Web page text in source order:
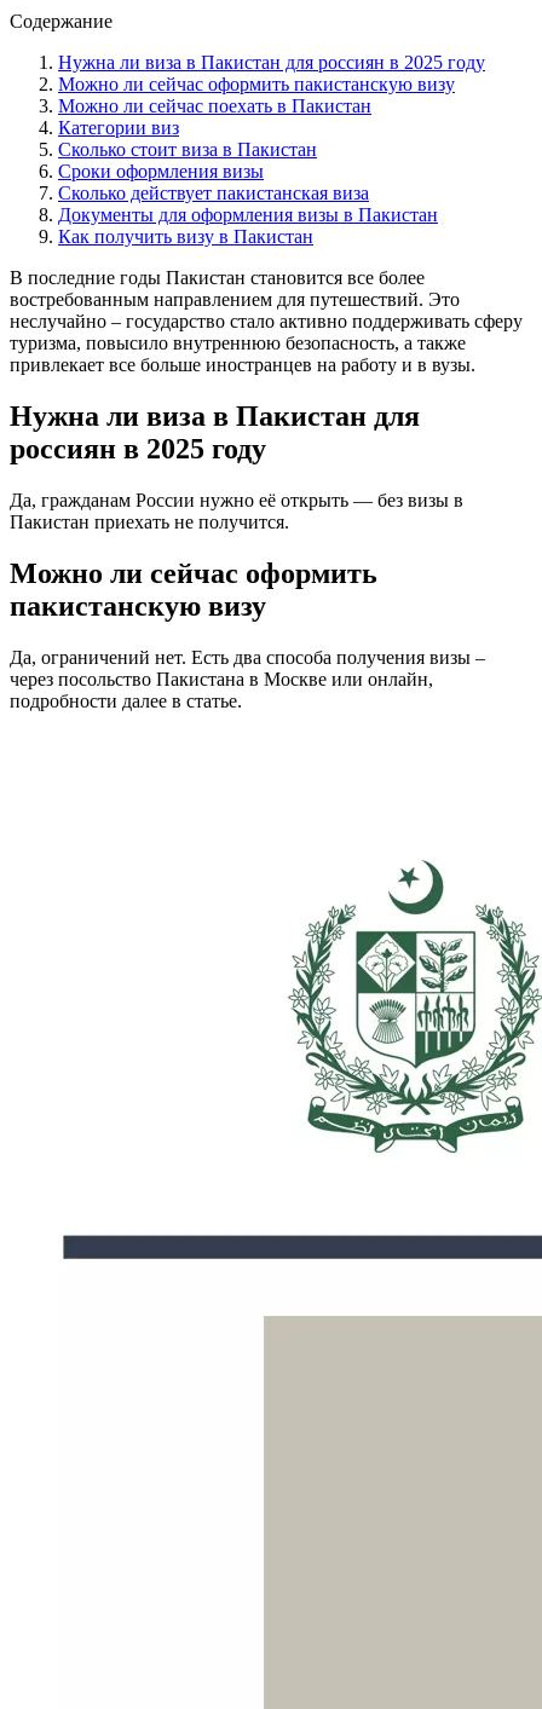
Содержание
Нужна ли виза в Пакистан для россиян в 2025 году
Можно ли сейчас оформить пакистанскую визу
Можно ли сейчас поехать в Пакистан
Категории виз
Сколько стоит виза в Пакистан
Сроки оформления визы
Сколько действует пакистанская виза
Документы для оформления визы в Пакистан
Как получить визу в Пакистан
В последние годы Пакистан становится все более
востребованным направлением для путешествий. Это
неслучайно – государство стало активно поддерживать сферу
туризма, повысило внутреннюю безопасность, а также
привлекает все больше иностранцев на работу и в вузы.
Нужна ли виза в Пакистан для
россиян в 2025 году
Да, гражданам России нужно её открыть — без визы в
Пакистан приехать не получится.
Можно ли сейчас оформить
пакистанскую визу
Да, ограничений нет. Есть два способа получения визы –
через посольство Пакистана в Москве или онлайн,
подробности далее в статье.